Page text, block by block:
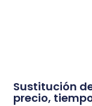
Sustitución
precio,